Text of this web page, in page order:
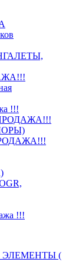
!!!
!!!
ЭЛЕМЕНТЫ (